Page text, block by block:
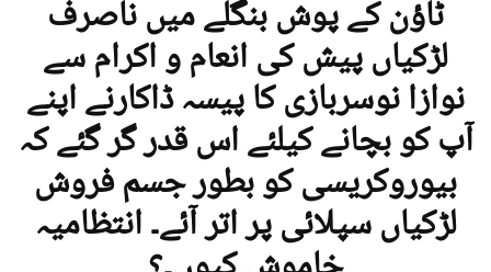
ٹاؤن کے پوش بنگلے میں ناصرف
لڑکیاں پیش کی انعام و اکرام سے
نوازا نوسربازی کا پیسہ ڈاکارنے اپنے
آپ کو بچانے کیلئے اس قدر گر گئے کہ
بیوروکریسی کو بطور جسم فروش
لڑکیاں سپلائی پر اتر آئے۔ انتظامیہ